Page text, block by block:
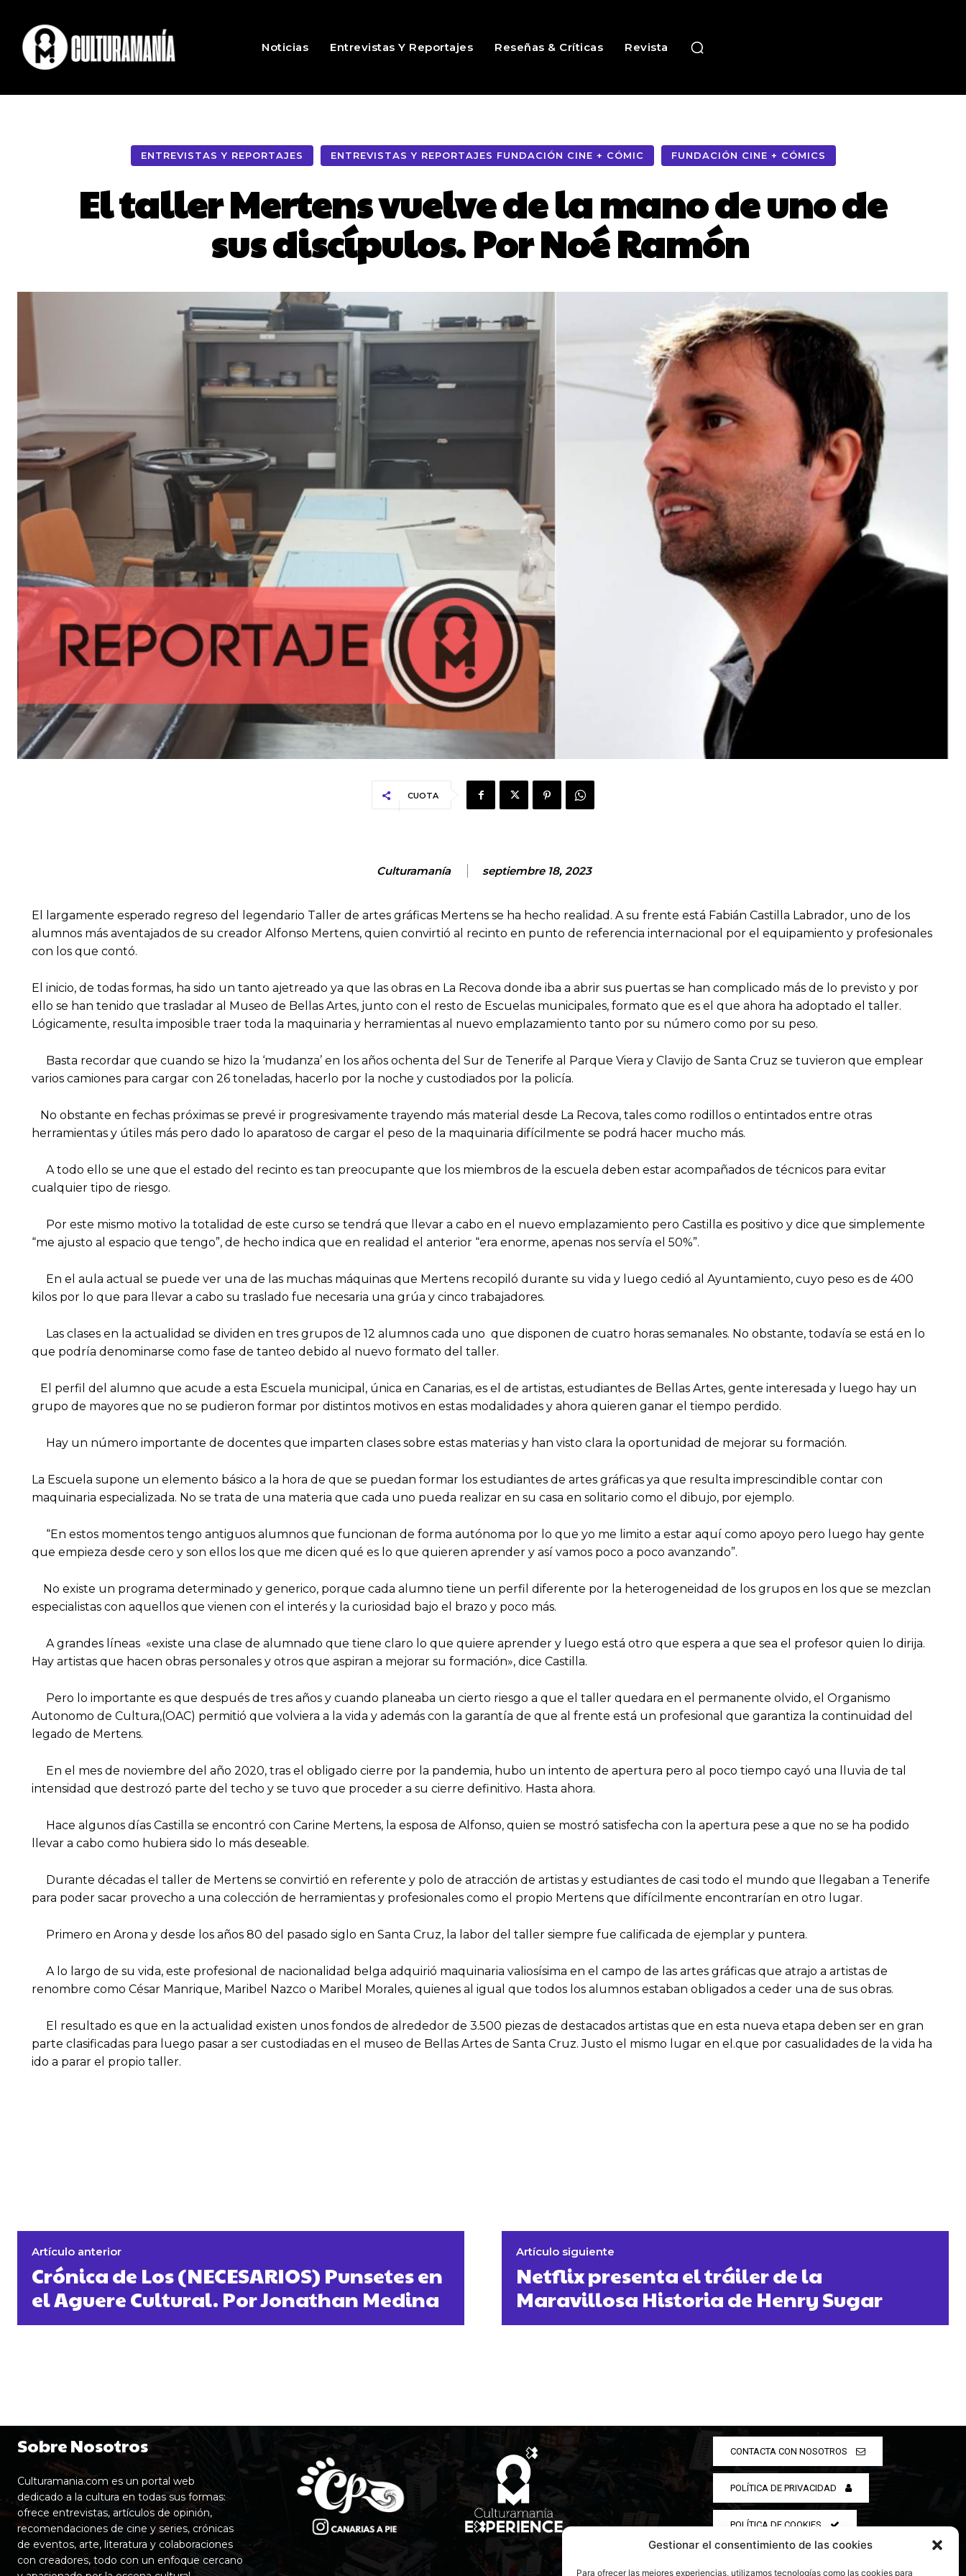
Gestionar el consentimiento de las cookies
Para ofrecer las mejores experiencias, utilizamos tecnologías como las cookies para
Noticias Entrevistas Y Reportajes Reseñas & Críticas Revista
ENTREVISTAS Y REPORTAJES ENTREVISTAS Y REPORTAJES FUNDACIÓN CINE + CÓMIC FUNDACIÓN CINE + CÓMICS
El taller Mertens vuelve de la mano de uno de
sus discípulos. Por Noé Ramón
CUOTA
Culturamanía septiembre 18, 2023
El largamente esperado regreso del legendario Taller de artes gráficas Mertens se ha hecho realidad. A su frente está Fabián Castilla Labrador, uno de los
alumnos más aventajados de su creador Alfonso Mertens, quien convirtió al recinto en punto de referencia internacional por el equipamiento y profesionales
con los que contó.
El inicio, de todas formas, ha sido un tanto ajetreado ya que las obras en La Recova donde iba a abrir sus puertas se han complicado más de lo previsto y por
ello se han tenido que trasladar al Museo de Bellas Artes, junto con el resto de Escuelas municipales, formato que es el que ahora ha adoptado el taller.
Lógicamente, resulta imposible traer toda la maquinaria y herramientas al nuevo emplazamiento tanto por su número como por su peso.
Basta recordar que cuando se hizo la ‘mudanza’ en los años ochenta del Sur de Tenerife al Parque Viera y Clavijo de Santa Cruz se tuvieron que emplear
varios camiones para cargar con 26 toneladas, hacerlo por la noche y custodiados por la policía.
No obstante en fechas próximas se prevé ir progresivamente trayendo más material desde La Recova, tales como rodillos o entintados entre otras
herramientas y útiles más pero dado lo aparatoso de cargar el peso de la maquinaria difícilmente se podrá hacer mucho más.
A todo ello se une que el estado del recinto es tan preocupante que los miembros de la escuela deben estar acompañados de técnicos para evitar
cualquier tipo de riesgo.
Por este mismo motivo la totalidad de este curso se tendrá que llevar a cabo en el nuevo emplazamiento pero Castilla es positivo y dice que simplemente
“me ajusto al espacio que tengo”, de hecho indica que en realidad el anterior “era enorme, apenas nos servía el 50%”.
En el aula actual se puede ver una de las muchas máquinas que Mertens recopiló durante su vida y luego cedió al Ayuntamiento, cuyo peso es de 400
kilos por lo que para llevar a cabo su traslado fue necesaria una grúa y cinco trabajadores.
Las clases en la actualidad se dividen en tres grupos de 12 alumnos cada uno que disponen de cuatro horas semanales. No obstante, todavía se está en lo
que podría denominarse como fase de tanteo debido al nuevo formato del taller.
El perfil del alumno que acude a esta Escuela municipal, única en Canarias, es el de artistas, estudiantes de Bellas Artes, gente interesada y luego hay un
grupo de mayores que no se pudieron formar por distintos motivos en estas modalidades y ahora quieren ganar el tiempo perdido.
Hay un número importante de docentes que imparten clases sobre estas materias y han visto clara la oportunidad de mejorar su formación.
La Escuela supone un elemento básico a la hora de que se puedan formar los estudiantes de artes gráficas ya que resulta imprescindible contar con
maquinaria especializada. No se trata de una materia que cada uno pueda realizar en su casa en solitario como el dibujo, por ejemplo.
“En estos momentos tengo antiguos alumnos que funcionan de forma autónoma por lo que yo me limito a estar aquí como apoyo pero luego hay gente
que empieza desde cero y son ellos los que me dicen qué es lo que quieren aprender y así vamos poco a poco avanzando”.
No existe un programa determinado y generico, porque cada alumno tiene un perfil diferente por la heterogeneidad de los grupos en los que se mezclan
especialistas con aquellos que vienen con el interés y la curiosidad bajo el brazo y poco más.
A grandes líneas «existe una clase de alumnado que tiene claro lo que quiere aprender y luego está otro que espera a que sea el profesor quien lo dirija.
Hay artistas que hacen obras personales y otros que aspiran a mejorar su formación», dice Castilla.
Pero lo importante es que después de tres años y cuando planeaba un cierto riesgo a que el taller quedara en el permanente olvido, el Organismo
Autonomo de Cultura,(OAC) permitió que volviera a la vida y además con la garantía de que al frente está un profesional que garantiza la continuidad del
legado de Mertens.
En el mes de noviembre del año 2020, tras el obligado cierre por la pandemia, hubo un intento de apertura pero al poco tiempo cayó una lluvia de tal
intensidad que destrozó parte del techo y se tuvo que proceder a su cierre definitivo. Hasta ahora.
Hace algunos días Castilla se encontró con Carine Mertens, la esposa de Alfonso, quien se mostró satisfecha con la apertura pese a que no se ha podido
llevar a cabo como hubiera sido lo más deseable.
Durante décadas el taller de Mertens se convirtió en referente y polo de atracción de artistas y estudiantes de casi todo el mundo que llegaban a Tenerife
para poder sacar provecho a una colección de herramientas y profesionales como el propio Mertens que difícilmente encontrarían en otro lugar.
Primero en Arona y desde los años 80 del pasado siglo en Santa Cruz, la labor del taller siempre fue calificada de ejemplar y puntera.
A lo largo de su vida, este profesional de nacionalidad belga adquirió maquinaria valiosísima en el campo de las artes gráficas que atrajo a artistas de
renombre como César Manrique, Maribel Nazco o Maribel Morales, quienes al igual que todos los alumnos estaban obligados a ceder una de sus obras.
El resultado es que en la actualidad existen unos fondos de alrededor de 3.500 piezas de destacados artistas que en esta nueva etapa deben ser en gran
parte clasificadas para luego pasar a ser custodiadas en el museo de Bellas Artes de Santa Cruz. Justo el mismo lugar en el.que por casualidades de la vida ha
ido a parar el propio taller.
Artículo anterior
Crónica de Los (NECESARIOS) Punsetes en
el Aguere Cultural. Por Jonathan Medina
Artículo siguiente
Netflix presenta el tráiler de la
Maravillosa Historia de Henry Sugar
Sobre Nosotros
Culturamania.com es un portal web
dedicado a la cultura en todas sus formas:
ofrece entrevistas, artículos de opinión,
recomendaciones de cine y series, crónicas
de eventos, arte, literatura y colaboraciones
con creadores, todo con un enfoque cercano
CONTACTA CON NOSOTROS
POLÍTICA DE PRIVACIDAD
POLÍTICA DE COOKIES